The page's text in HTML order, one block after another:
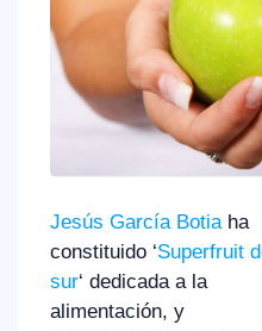
Jesús García Botia ha
constituido ‘Superfruit
sur‘ dedicada a la
alimentación, y